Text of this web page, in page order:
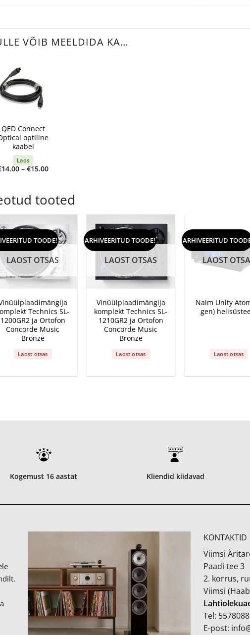
VÕIB MEELDIDA KA…
QED Connect
optiline
kaabel
Laos
14.00 – €15.00Price
€15.00
tooted
TOODE!
+
LAOST OTSAS
Technics SL-
1200GR2 ja Ortofon
Concorde Music
Bronze
Laost otsas
ARHIVEERITUD TOODE!
+
LAOST OTSAS
Vinüülplaadimängija
komplekt Technics SL-
1210GR2 ja Ortofon
Concorde Music
Bronze
Laost otsas
ARHIVEERITUD
LAOST
Naim Unity
gen)
Laost otsas
Kogemust 16 aastat Kliendid kiidavad
KONTAKTID
Viimsi
Paadi tee 3
2. korrus,
Viimsi
Tel: 5578088
E-post: